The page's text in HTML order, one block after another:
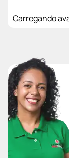
Carregando